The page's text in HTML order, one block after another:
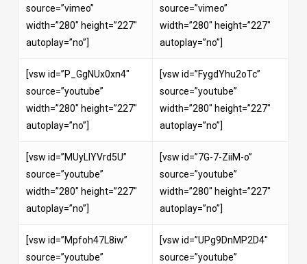
source=”vimeo”
width=”280″ height=”227″
autoplay=”no”]
source=”vimeo”
width=”280″ height=”227″
autoplay=”no”]
[vsw id=”P_GgNUx0xn4″
source=”youtube”
width=”280″ height=”227″
autoplay=”no”]
[vsw id=”FygdYhu2oTc”
source=”youtube”
width=”280″ height=”227″
autoplay=”no”]
[vsw id=”MUyLIYVrd5U”
source=”youtube”
width=”280″ height=”227″
autoplay=”no”]
[vsw id=”7G-7-ZiiM-o”
source=”youtube”
width=”280″ height=”227″
autoplay=”no”]
[vsw id=”Mpfoh47L8iw”
source=”youtube”
[vsw id=”UPg9DnMP2D4″
source=”youtube”